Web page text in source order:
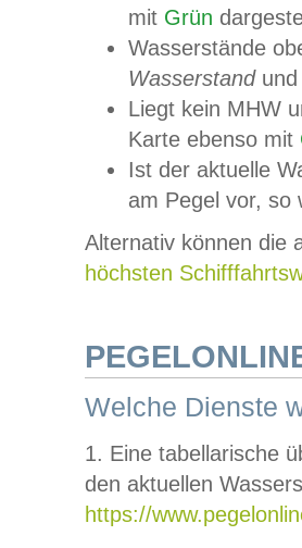
mit Grün
Wasserstände
Wasserstandund
Liegt kein MHW
Karte ebenso mit
Ist der aktuelle
am Pegel vor,
Alternativ können die
höchsten
Welche Dienste
1. Eine tabellarische
den aktuellen
https://